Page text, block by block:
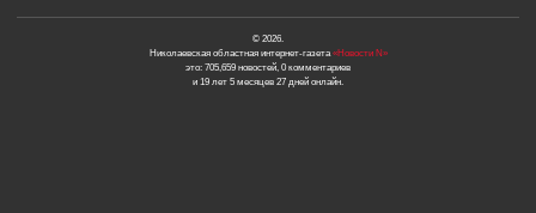
© 2026.
Николаевская областная интернет-газета«Новости N»
это: 705,659 новостей, 0 комментариев
и 19 лет 5 месяцев 27 дней онлайн.